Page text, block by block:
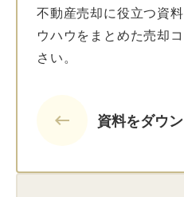
不動産売却に役立つ資
ウハウをまとめた売却
さい。
keyboard_backspace 資料をダウ